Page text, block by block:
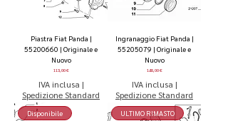
Piastra Fiat Panda |
55200660 | Originale e
Nuovo
Prezzo
113,00 €
IVA inclusa |
Spedizione Standard
Ingranaggio Fiat Panda |
55205079 | Originale e
Nuovo
Prezzo
148,00 €
IVA inclusa |
Spedizione Standard
Disponibile ULTIMO RIMASTO